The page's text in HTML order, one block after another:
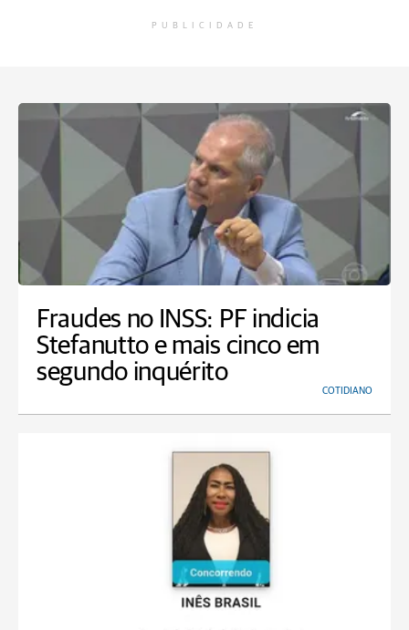
PUBLICIDADE
Fraudes no INSS: PF indicia
Stefanutto e mais cinco em
segundo inquérito
COTIDIANO